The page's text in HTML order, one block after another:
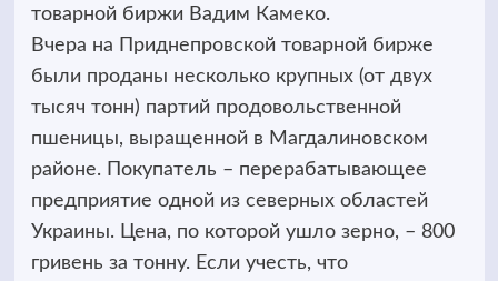
товарной биржи Вадим Камеко.
Вчера на Приднепровской товарной бирже
были проданы несколько крупных (от двух
тысяч тонн) партий продовольственной
пшеницы, выращенной в Магдалиновском
районе. Покупатель – перерабатывающее
предприятие одной из северных областей
Украины. Цена, по которой ушло зерно, – 800
гривень за тонну. Если учесть, что